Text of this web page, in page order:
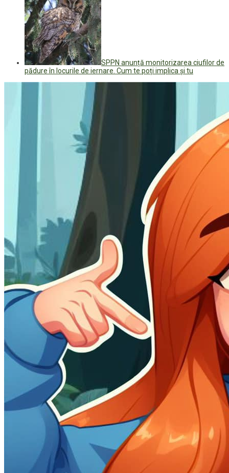
SPPN anunță monitorizarea ciufilor de
pădure în locurile de iernare. Cum te poți implica și tu